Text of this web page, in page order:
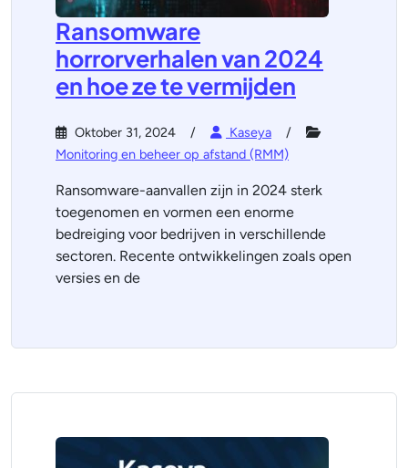
Ransomware
horrorverhalen van 2024
en hoe ze te vermijden
Oktober 31, 2024
Kaseya
Monitoring en beheer op afstand (RMM)
Ransomware-aanvallen zijn in 2024 sterk
toegenomen en vormen een enorme
bedreiging voor bedrijven in verschillende
sectoren. Recente ontwikkelingen zoals open
versies en de